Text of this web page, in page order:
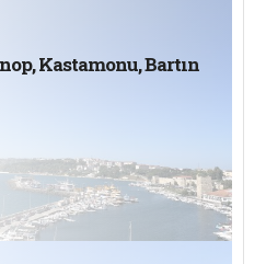
Kastamonu, Bartın